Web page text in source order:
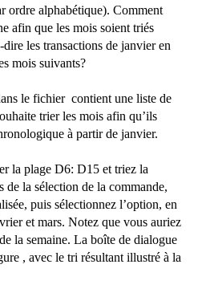
ordre alphabétique). Comment
afin que les mois soient triés
les transactions de janvier en
mois suivants?
le fichier contient une liste de
trier les mois afin qu’ils
à partir de janvier.
la plage D6: D15 et triez la
la sélection de la commande,
puis sélectionnez l’option, en
et mars. Notez que vous auriez
la semaine. La boîte de dialogue
, avec le tri résultant illustré à la